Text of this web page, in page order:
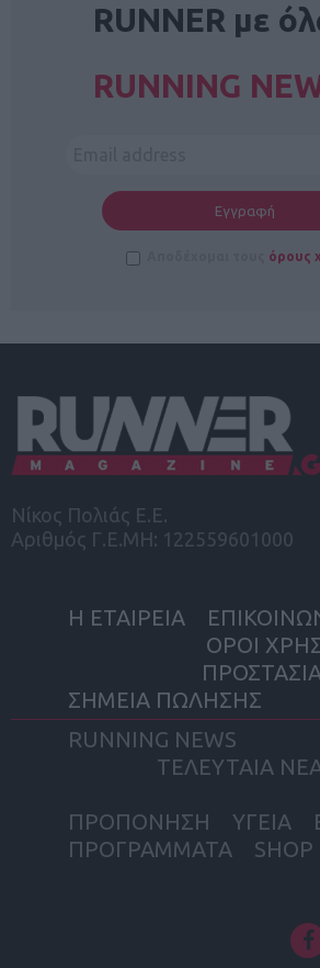
RUNNER με
RUNNING
όρους
Νίκος Πολιάς Ε.Ε.
Αριθμός Γ.Ε.ΜΗ: 122559601000
Η ΕΤΑΙΡΕΙΑ
ΟΡΟΙ
ΣΗΜΕΙΑ ΠΩΛΗΣΗΣ
RUNNING NEWS
ΤΕΛΕΥΤΑΙΑ ΝΕΑ
ΠΡΟΠΟΝΗΣΗ
ΥΓΕΙΑ
ΠΡΟΓΡΑΜΜΑΤΑ
SHOP